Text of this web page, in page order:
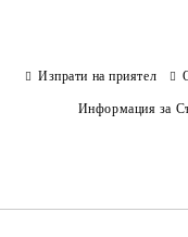
Изпрати на приятел
Информация за